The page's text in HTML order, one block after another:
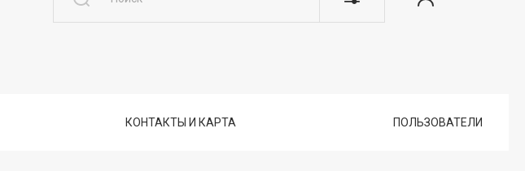
КОНТАКТЫ И КАРТА ПОЛЬЗОВАТЕЛИ